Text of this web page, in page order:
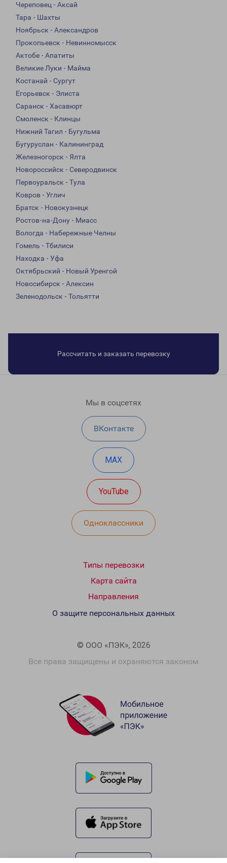
Череповец - Аксай
Тара - Шахты
Ноябрьск - Александров
Прокопьевск - Невинномысск
Актобе - Апатиты
Великие Луки - Майма
Костанай - Сургут
Егорьевск - Элиста
Саранск - Хасавюрт
Смоленск - Клинцы
Нижний Тагил - Бугульма
Бугуруслан - Калининград
Железногорск - Ялта
Новороссийск - Северодвинск
Первоуральск - Тула
Ковров - Углич
Братск - Новокузнецк
Ростов-на-Дону - Миасс
Вологда - Набережные Челны
Гомель - Тбилиси
Находка - Уфа
Октябрьский - Новый Уренгой
Новосибирск - Алексин
Зеленодольск - Тольятти
Рассчитать и заказать перевозку
Мы в соцсетях
ВКонтакте
MAX
YouTube
Одноклассники
Типы перевозки
Карта сайта
Направления
© ООО «ПЭК», 2026
Все права защищены и охраняются законом
О защите персональных данных